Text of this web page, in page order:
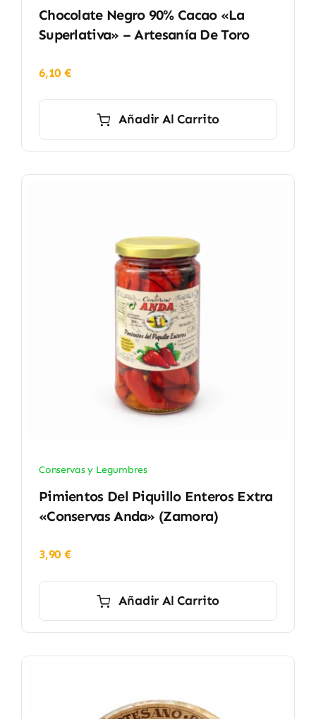
Chocolate Negro 90% Cacao «La
Superlativa» – Artesanía De Toro
6,10€
Añadir Al Carrito
Conservas y Legumbres
Pimientos Del Piquillo Enteros Extra
«Conservas Anda» (Zamora)
3,90€
Añadir Al Carrito